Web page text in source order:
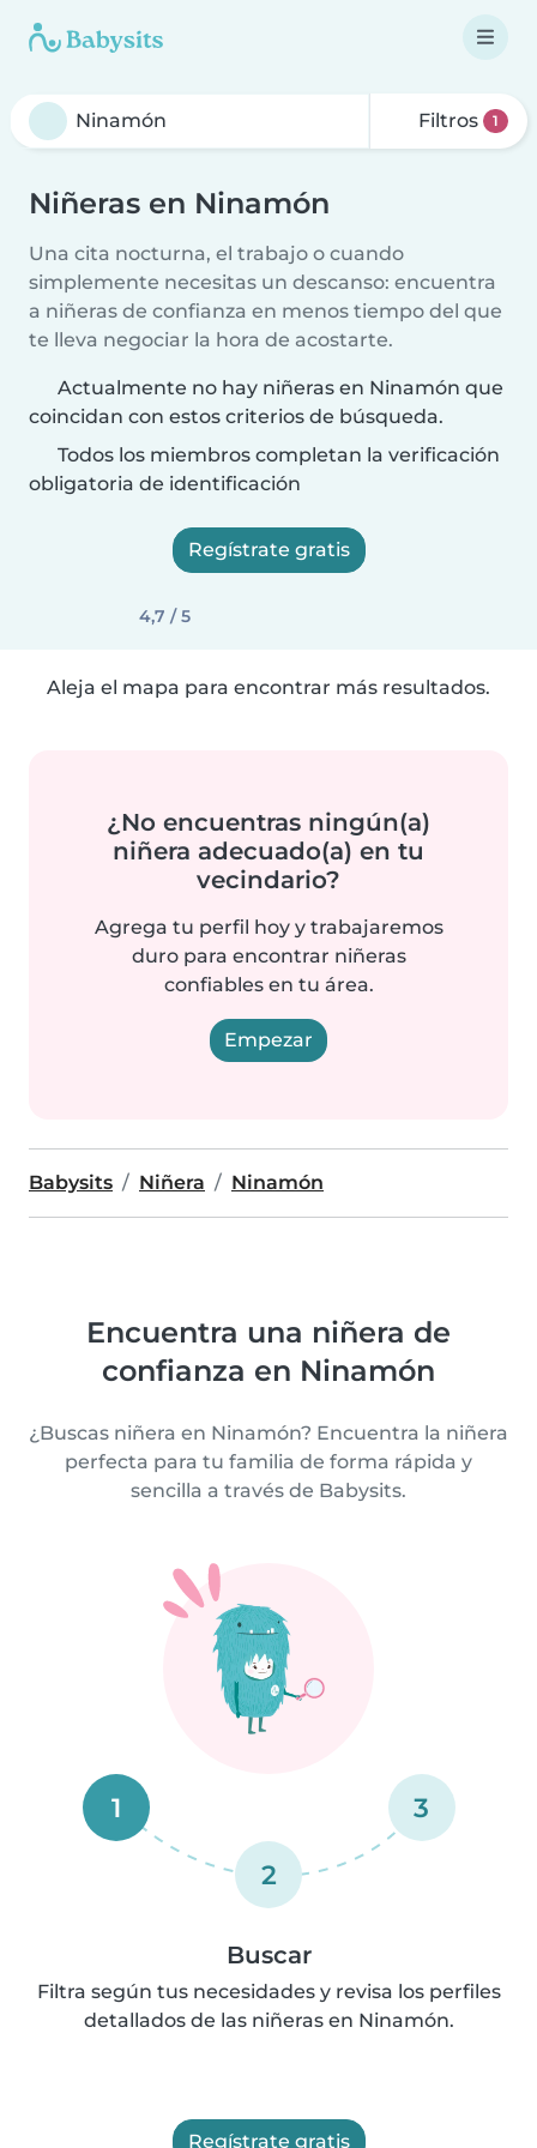
Filtros 1
Niñeras en Ninamón
Una cita nocturna, el trabajo o cuando
simplemente necesitas un descanso: encuentra
a niñeras de confianza en menos tiempo del que
te lleva negociar la hora de acostarte.
Actualmente no hay niñeras en Ninamón que
coincidan con estos criterios de búsqueda.
Todos los miembros completan la verificación
obligatoria de identificación
Regístrate gratis
4,7 / 5
Aleja el mapa para encontrar más resultados.
¿No encuentras ningún(a)
niñera adecuado(a) en tu
vecindario?
Agrega tu perfil hoy y trabajaremos
duro para encontrar niñeras
confiables en tu área.
Empezar
Babysits Niñera Ninamón
Encuentra una niñera de
confianza en Ninamón
¿Buscas niñera en Ninamón? Encuentra la niñera
perfecta para tu familia de forma rápida y
sencilla a través de Babysits.
1
2
3
Buscar
Filtra según tus necesidades y revisa los perfiles
detallados de las niñeras en Ninamón.
Regístrate gratis